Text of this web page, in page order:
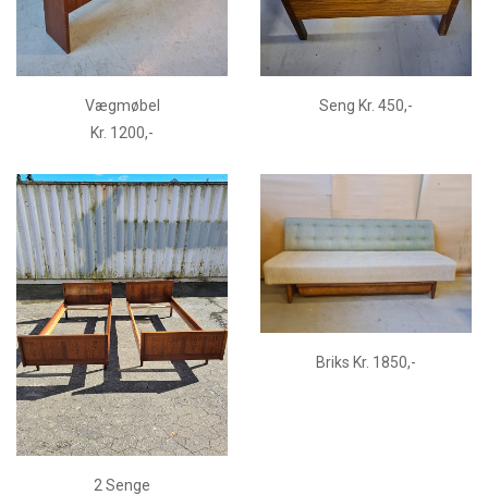
Vægmøbel
Kr. 1200,-
Seng Kr. 450,-
2 Senge
Briks Kr. 1850,-